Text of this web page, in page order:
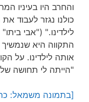
והחרב היו בעיניו
כולנו נגזר לעבוד
לילדינו." ("אבי ביתו" ע' 207)
התקווה היא שנמשיך
אותה לילדינו. על
"הייתה לי תחושה
[בתמונה משמאל: